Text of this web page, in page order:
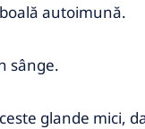
autoimună.
sânge.
glande mici,